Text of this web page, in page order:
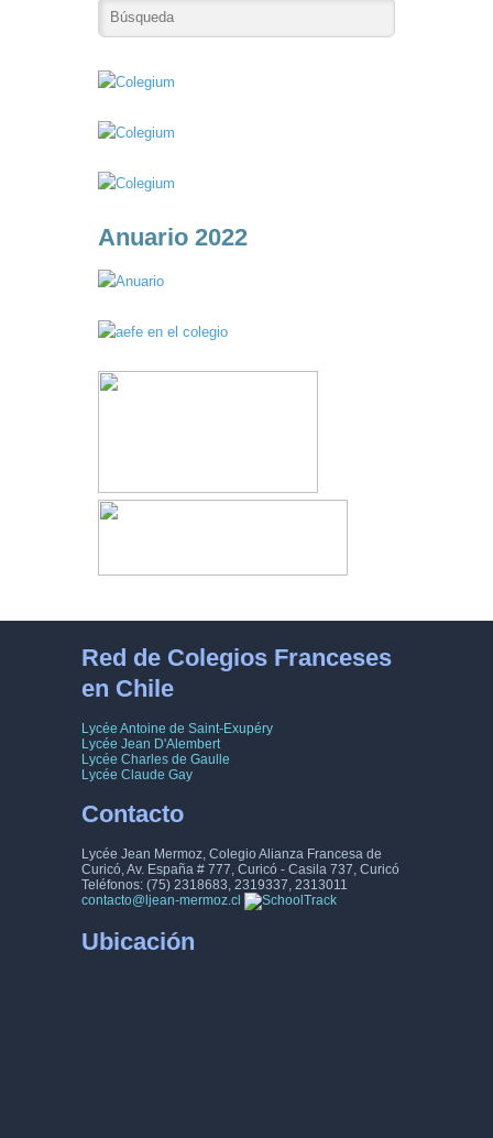
Anuario 2022
Red de Colegios Franceses
en Chile
Lycée Antoine de Saint-Exupéry
Lycée Jean D'Alembert
Lycée Charles de Gaulle
Lycée Claude Gay
Contacto
Lycée Jean Mermoz, Colegio Alianza Francesa de
Curicó, Av. España # 777, Curicó - Casila 737, Curicó
Teléfonos: (75) 2318683, 2319337, 2313011
contacto@ljean-mermoz.cl
Ubicación